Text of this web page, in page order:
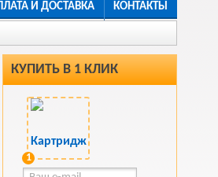
И ДОСТАВКА КОНТАКТЫ
КУПИТЬ В 1 КЛИК
1